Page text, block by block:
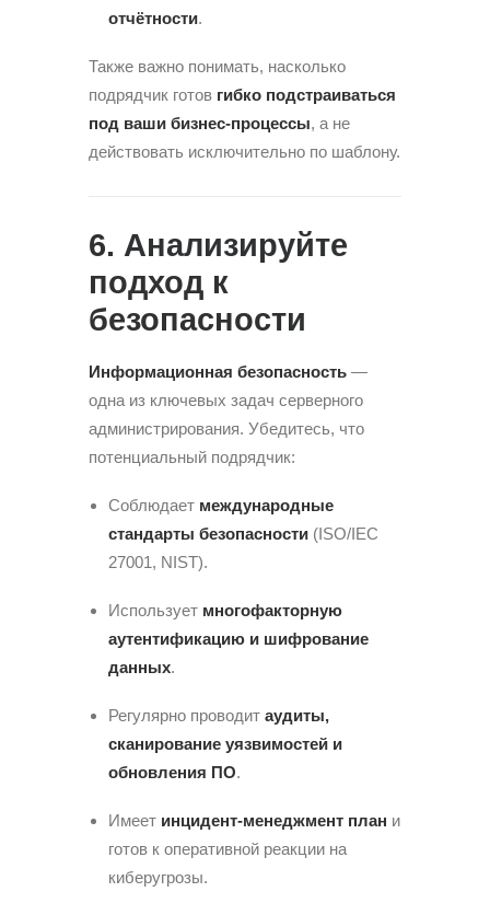
отчётности.
Также важно понимать, насколько
подрядчик готов гибко подстраиваться
под ваши бизнес-процессы, а не
действовать исключительно по шаблону.
6. Анализируйте
подход к
безопасности
Информационная безопасность —
одна из ключевых задач серверного
администрирования. Убедитесь, что
потенциальный подрядчик:
Соблюдает международные
стандарты безопасности (ISO/IEC
27001, NIST).
Использует многофакторную
аутентификацию и шифрование
данных.
Регулярно проводит аудиты,
сканирование уязвимостей и
обновления ПО.
Имеет инцидент-менеджмент план и
готов к оперативной реакции на
киберугрозы.